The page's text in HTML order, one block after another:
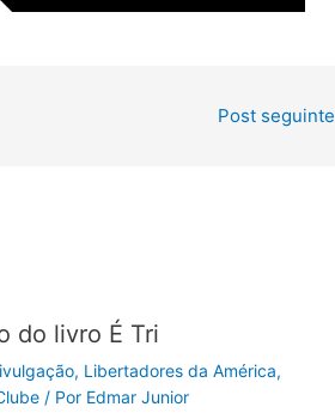
Post seguinte
do livro É Tri
, Libertadores da América,
/ Por Edmar Junior